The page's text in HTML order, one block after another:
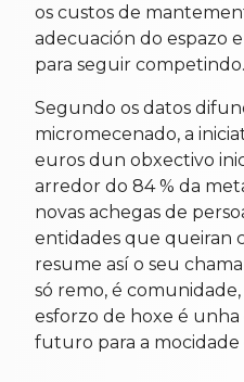
os custos de
adecuación do espazo
para seguir competindo.
Segundo os datos
micromecenado, a
euros dun obxectivo
arredor do 84 % da
novas achegas de
entidades que queiran
resume así o seu
só remo, é
esforzo de hoxe é
futuro para a mocidade